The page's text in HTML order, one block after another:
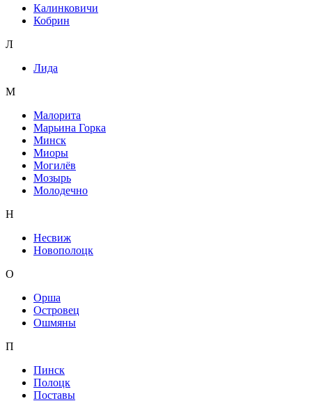
Калинковичи
Кобрин
Л
Лида
М
Малорита
Марьина Горка
Минск
Миоры
Могилёв
Мозырь
Молодечно
Н
Несвиж
Новополоцк
О
Орша
Островец
Ошмяны
П
Пинск
Полоцк
Поставы